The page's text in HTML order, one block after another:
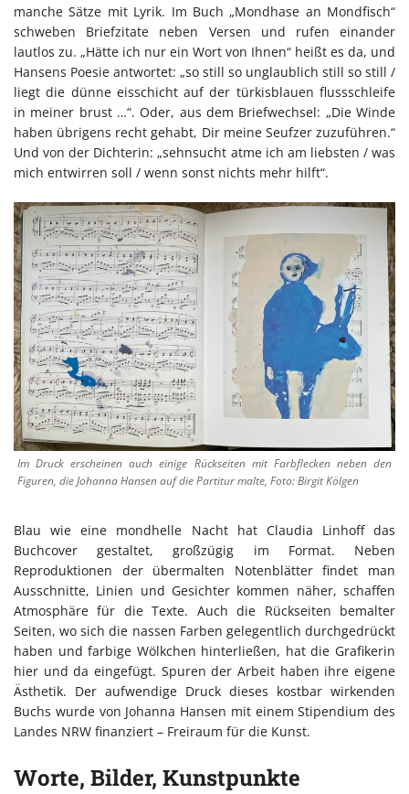
manche Sätze mit Lyrik. Im Buch „Mondhase an Mondfisch“
schweben Briefzitate neben Versen und rufen einander
lautlos zu. „Hätte ich nur ein Wort von Ihnen“ heißt es da, und
Hansens Poesie antwortet: „so still so unglaublich still so still /
liegt die dünne eisschicht auf der türkisblauen flussschleife
in meiner brust …“. Oder, aus dem Briefwechsel: „Die Winde
haben übrigens recht gehabt, Dir meine Seufzer zuzuführen.“
Und von der Dichterin: „sehnsucht atme ich am liebsten / was
mich entwirren soll / wenn sonst nichts mehr hilft“.
Im Druck erscheinen auch einige Rückseiten mit Farbflecken neben den
Figuren, die Johanna Hansen auf die Partitur malte, Foto: Birgit Kölgen
Blau wie eine mondhelle Nacht hat Claudia Linhoff das
Buchcover gestaltet, großzügig im Format. Neben
Reproduktionen der übermalten Notenblätter findet man
Ausschnitte, Linien und Gesichter kommen näher, schaffen
Atmosphäre für die Texte. Auch die Rückseiten bemalter
Seiten, wo sich die nassen Farben gelegentlich durchgedrückt
haben und farbige Wölkchen hinterließen, hat die Grafikerin
hier und da eingefügt. Spuren der Arbeit haben ihre eigene
Ästhetik. Der aufwendige Druck dieses kostbar wirkenden
Buchs wurde von Johanna Hansen mit einem Stipendium des
Landes NRW finanziert – Freiraum für die Kunst.
Worte, Bilder, Kunstpunkte